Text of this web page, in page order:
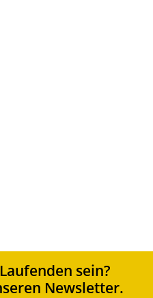
sein?
Newsletter.